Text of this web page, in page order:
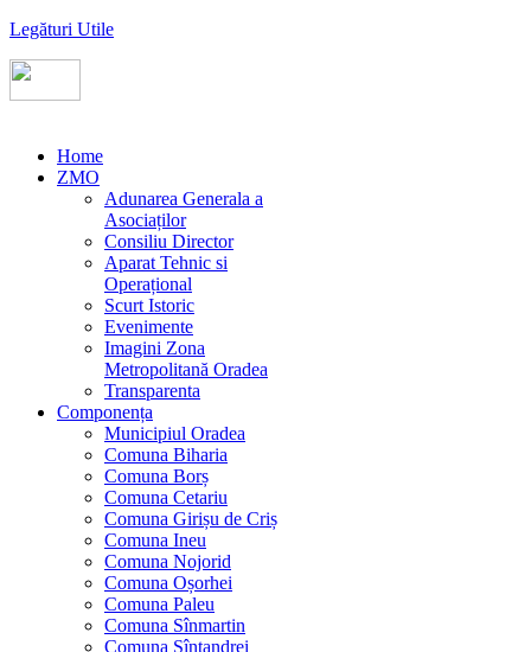
Legături Utile
Home
ZMO
Adunarea Generala a
Asociaților
Consiliu Director
Aparat Tehnic si
Operațional
Scurt Istoric
Evenimente
Imagini Zona
Metropolitană Oradea
Transparenta
Componența
Municipiul Oradea
Comuna Biharia
Comuna Borș
Comuna Cetariu
Comuna Girișu de Criș
Comuna Ineu
Comuna Nojorid
Comuna Oșorhei
Comuna Paleu
Comuna Sînmartin
Comuna Sîntandrei